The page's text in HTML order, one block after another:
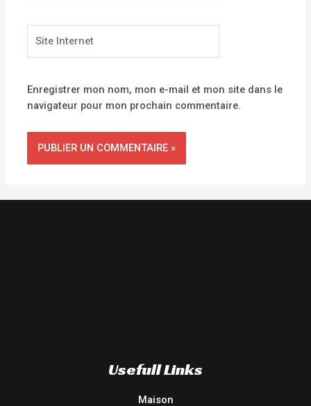
Internet
Enregistrer mon nom, mon e-mail et mon site dans le
navigateur pour mon prochain commentaire.
Usefull Links
Maison